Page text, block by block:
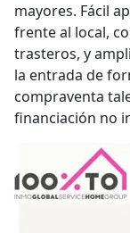
mayores. Fácil
frente al local,
trasteros, y
la entrada de
compraventa
financiación no